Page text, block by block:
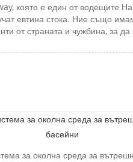
която е един от водещите
евтина стока. Ние също
от страната и чужбина, за
за околна среда за